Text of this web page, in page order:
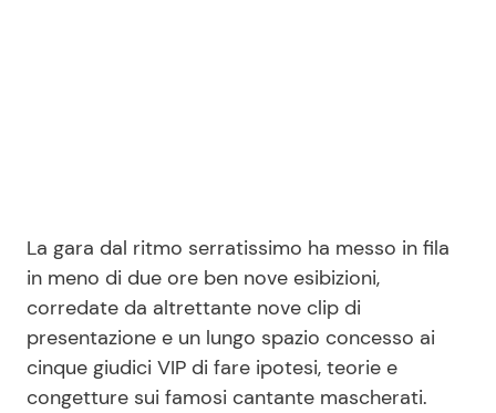
Redazione
Pubblicità
Privacy Policy
La gara dal ritmo serratissimo ha messo in fila
in meno di due ore ben nove esibizioni,
corredate da altrettante nove clip di
presentazione e un lungo spazio concesso ai
cinque giudici VIP di fare ipotesi, teorie e
congetture sui famosi cantante mascherati.